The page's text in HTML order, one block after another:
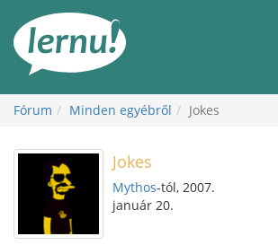
Fórum Minden egyébről Jokes
Jokes
Mythos-tól, 2007.
január 20.